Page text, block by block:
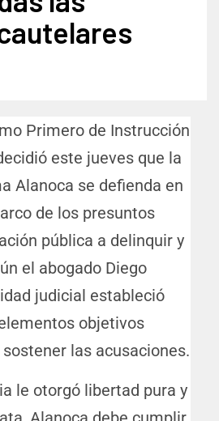
Primero de Instrucción
este jueves que la
Alanoca se defienda en
de los presuntos
pública a delinquir y
el abogado Diego
judicial estableció
objetivos
las acusaciones.
le otorgó libertad pura y